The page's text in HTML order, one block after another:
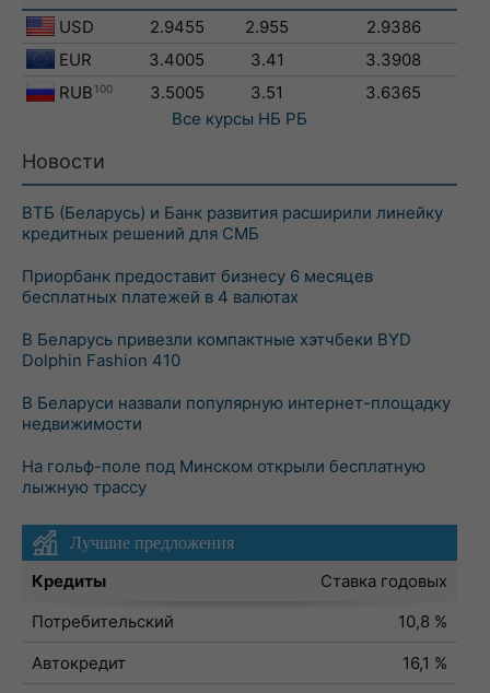
USD 2.9455 2.955
2.9386
EUR
3.4005 3.41
3.3908
RUB 100 3.5005 3.51
3.6365
Все курсы НБ РБ
Новости
ВТБ (Беларусь) и Банк развития расширили линейку
кредитных решений для СМБ
Приорбанк предоставит бизнесу 6 месяцев
бесплатных платежей в 4 валютах
В Беларусь привезли компактные хэтчбеки BYD
Dolphin Fashion 410
В Беларуси назвали популярную интернет-площадку
недвижимости
На гольф-поле под Минском открыли бесплатную
лыжную трассу
Лучшие предложения
Кредиты
Ставка годовых
Потребительский
10,8 %
Автокредит
16,1 %